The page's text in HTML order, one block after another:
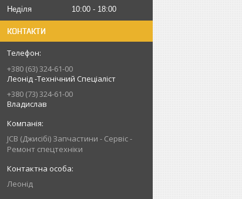
Неділя
10:00 18:00
КОНТАКТИ
+380 (63) 324-61-00
Леонід -Технічний Спеціаліст
+380 (73) 324-61-00
Владислав
JCB (Джисібі) Запчастини - Сервіс -
Ремонт спецтехніки
Леонід